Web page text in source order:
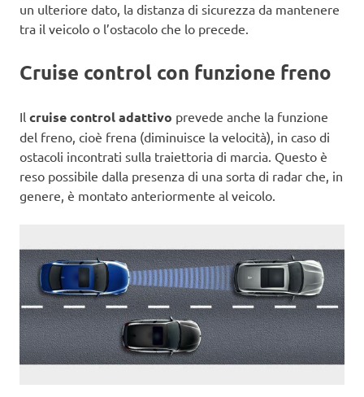
un ulteriore dato, la distanza di sicurezza da mantenere
tra il veicolo o l’ostacolo che lo precede.
Cruise control con funzione freno
Il cruise control adattivo prevede anche la funzione
del freno, cioè frena (diminuisce la velocità), in caso di
ostacoli incontrati sulla traiettoria di marcia. Questo è
reso possibile dalla presenza di una sorta di radar che, in
genere, è montato anteriormente al veicolo.